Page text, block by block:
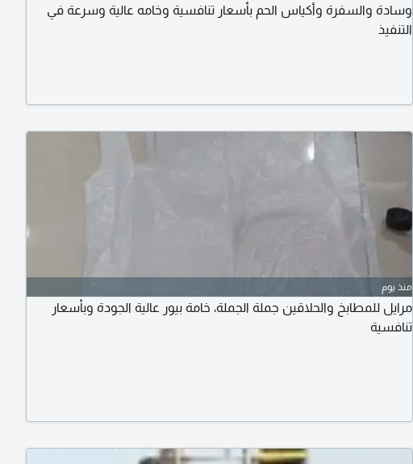
وسادة والسفرة وأكياس الحم بأسعار تنافسية وخامه عالية وسرعة في
التنفيذ
منذ يوم
مرايل للمطابخ والحلاقين جملة الجملة، خامة بيور عالية الجودة وبأسعار
تنافسية